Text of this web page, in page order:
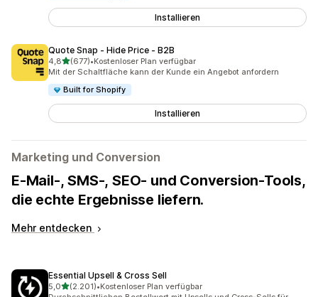
Installieren
Quote Snap ‑ Hide Price ‑ B2B
4,8von 5 Sternen
(677)
677 Rezensionen insgesamt
•Kostenloser Plan verfügbar
Mit der Schaltfläche kann der Kunde ein Angebot anfordern
Built for Shopify
Installieren
Marketing und Conversion
E-Mail-, SMS-, SEO- und Conversion-Tools,
die echte Ergebnisse liefern.
Mehr entdecken
Essential Upsell & Cross Sell
5,0von 5 Sternen
(2.201)
2201 Rezensionen insgesamt
•Kostenloser Plan verfügbar